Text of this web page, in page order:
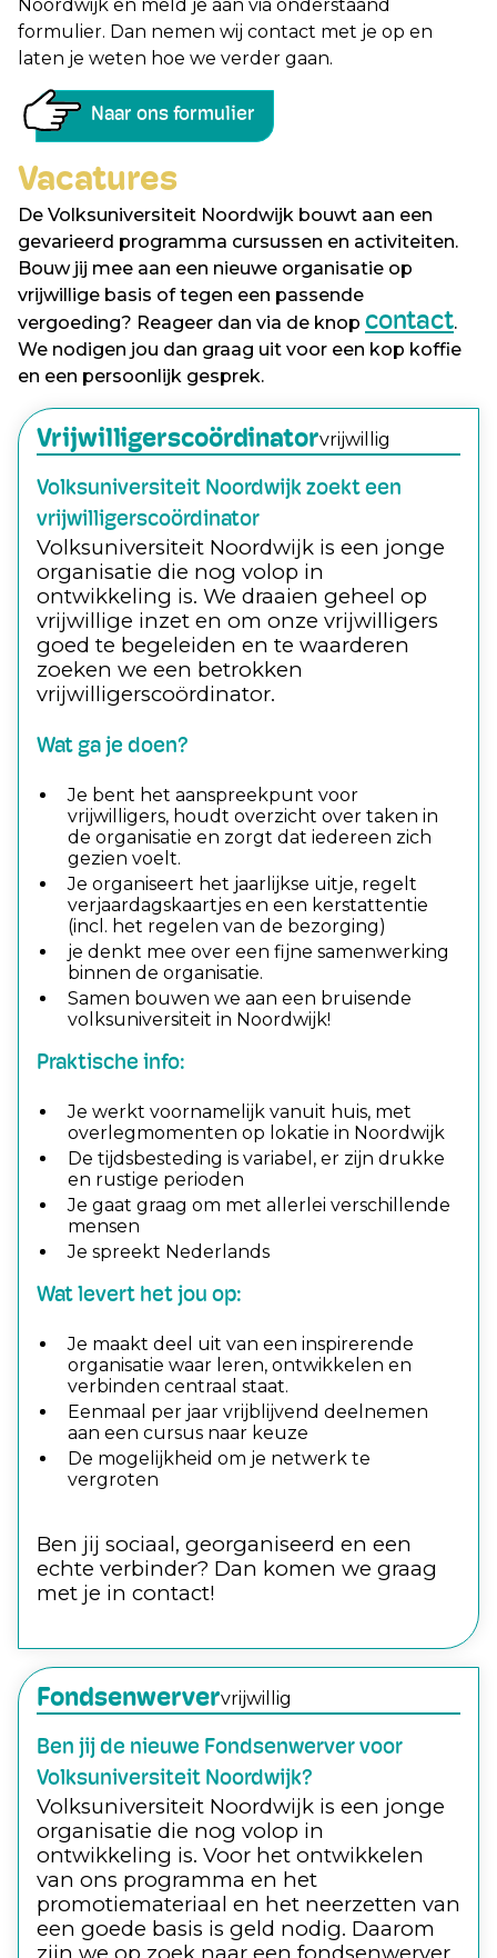
Noordwijk en meld je aan via onderstaand
formulier. Dan nemen wij contact met je op en
laten je weten hoe we verder gaan.
Naar ons formulier
Vacatures
De Volksuniversiteit Noordwijk bouwt aan een
gevarieerd programma cursussen en activiteiten.
Bouw jij mee aan een nieuwe organisatie op
vrijwillige basis of tegen een passende
vergoeding? Reageer dan via de knop contact.
We nodigen jou dan graag uit voor een kop koffie
en een persoonlijk gesprek.
Vrijwilligerscoördinatorvrijwillig
Volksuniversiteit Noordwijk zoekt een
vrijwilligerscoördinator
Volksuniversiteit Noordwijk is een jonge
organisatie die nog volop in
ontwikkeling is. We draaien geheel op
vrijwillige inzet en om onze vrijwilligers
goed te begeleiden en te waarderen
zoeken we een betrokken
vrijwilligerscoördinator.
Wat ga je doen?
Je bent het aanspreekpunt voor
vrijwilligers, houdt overzicht over taken in
de organisatie en zorgt dat iedereen zich
gezien voelt.
Je organiseert het jaarlijkse uitje, regelt
verjaardagskaartjes en een kerstattentie
(incl. het regelen van de bezorging)
je denkt mee over een fijne samenwerking
binnen de organisatie.
Samen bouwen we aan een bruisende
volksuniversiteit in Noordwijk!
Praktische info:
Je werkt voornamelijk vanuit huis, met
overlegmomenten op lokatie in Noordwijk
De tijdsbesteding is variabel, er zijn drukke
en rustige perioden
Je gaat graag om met allerlei verschillende
mensen
Je spreekt Nederlands
Wat levert het jou op:
Je maakt deel uit van een inspirerende
organisatie waar leren, ontwikkelen en
verbinden centraal staat.
Eenmaal per jaar vrijblijvend deelnemen
aan een cursus naar keuze
De mogelijkheid om je netwerk te
vergroten
Ben jij sociaal, georganiseerd en een
echte verbinder? Dan komen we graag
met je in contact!
Fondsenwervervrijwillig
Ben jij de nieuwe Fondsenwerver voor
Volksuniversiteit Noordwijk?
Volksuniversiteit Noordwijk is een jonge
organisatie die nog volop in
ontwikkeling is. Voor het ontwikkelen
van ons programma en het
promotiemateriaal en het neerzetten van
een goede basis is geld nodig. Daarom
zijn we op zoek naar een fondsenwerver,